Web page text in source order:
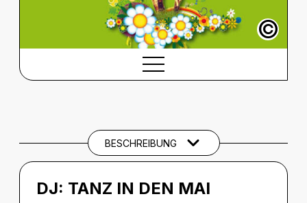
©
BESCHREIBUNG
DJ: TANZ IN DEN MAI